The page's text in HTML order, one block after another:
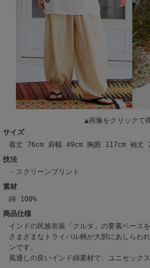
▲画像をクリックで
サイズ
着丈 76cm 肩幅 49cm 胸囲 117cm 袖丈
技法
・スクリーンプリント
素材
綿 100%
商品仕様
インドの民族衣装「クルタ」の要素ベース
さまざまなトライバル柄が大胆にあしらわ
ンです。
風通しの良いインド綿素材で、ユニセック